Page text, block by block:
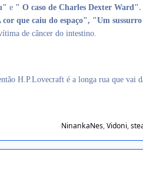
e " O caso de Charles Dexter Ward".
cor que caiu do espaço", "Um
de câncer do intestino.
H.P.Lovecraft é a longa rua que vai
NinankaNes,Vidoni,